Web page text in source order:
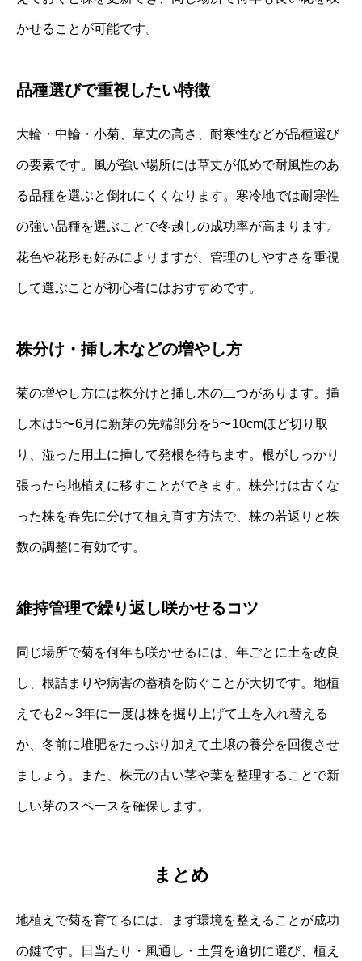
かせることが可能です。
品種選びで重視したい特徴
大輪・中輪・小菊、草丈の高さ、耐寒性などが品種選び
の要素です。風が強い場所には草丈が低めで耐風性のあ
る品種を選ぶと倒れにくくなります。寒冷地では耐寒性
の強い品種を選ぶことで冬越しの成功率が高まります。
花色や花形も好みによりますが、管理のしやすさを重視
して選ぶことが初心者にはおすすめです。
株分け・挿し木などの増やし方
菊の増やし方には株分けと挿し木の二つがあります。挿
し木は5〜6月に新芽の先端部分を5〜10cmほど切り取
り、湿った用土に挿して発根を待ちます。根がしっかり
張ったら地植えに移すことができます。株分けは古くな
った株を春先に分けて植え直す方法で、株の若返りと株
数の調整に有効です。
維持管理で繰り返し咲かせるコツ
同じ場所で菊を何年も咲かせるには、年ごとに土を改良
し、根詰まりや病害の蓄積を防ぐことが大切です。地植
えでも2～3年に一度は株を掘り上げて土を入れ替える
か、冬前に堆肥をたっぷり加えて土壌の養分を回復させ
ましょう。また、株元の古い茎や葉を整理することで新
しい芽のスペースを確保します。
まとめ
地植えで菊を育てるには、まず環境を整えることが成功
の鍵です。日当たり・風通し・土質を適切に選び、植え